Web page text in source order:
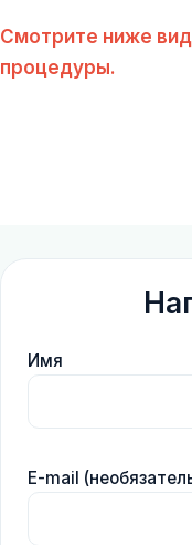
Смотрите ниже
процедуры.
Имя
E-mail